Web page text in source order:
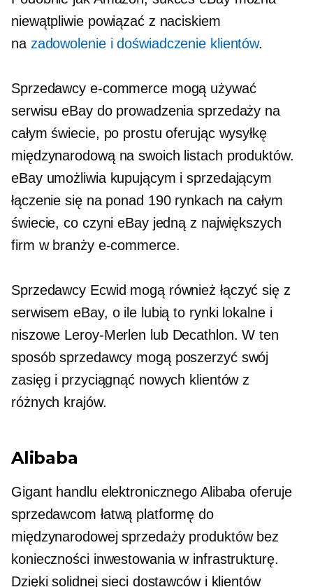
niewątpliwie powiązać z naciskiem
na zadowolenie i doświadczenie klientów.
Sprzedawcy e-commerce mogą używać
serwisu eBay do prowadzenia sprzedaży na
całym świecie, po prostu oferując wysyłkę
międzynarodową na swoich listach produktów.
eBay umożliwia kupującym i sprzedającym
łączenie się na ponad 190 rynkach na całym
świecie, co czyni eBay jedną z największych
firm w branży e-commerce.
Sprzedawcy Ecwid mogą również łączyć się z
serwisem eBay, o ile lubią to rynki lokalne i
niszowe Leroy-Merlen lub Decathlon. W ten
sposób sprzedawcy mogą poszerzyć swój
zasięg i przyciągnąć nowych klientów z
różnych krajów.
Alibaba
Gigant handlu elektronicznego Alibaba oferuje
sprzedawcom łatwą platformę do
międzynarodowej sprzedaży produktów bez
konieczności inwestowania w infrastrukturę.
Dzięki solidnej sieci dostawców i klientów